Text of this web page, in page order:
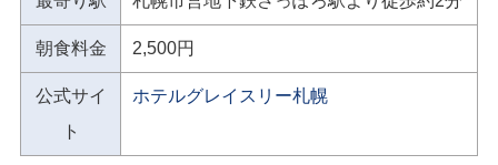
朝食料金 2,500円
公式サイ
ト
ホテルグレイスリー札幌